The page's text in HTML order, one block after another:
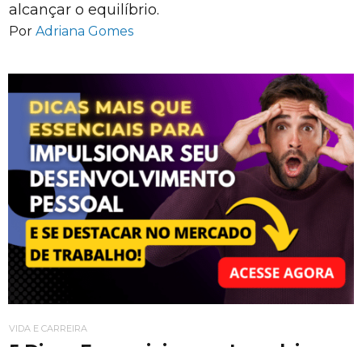
alcançar o equilíbrio.
Por Adriana Gomes
VIDA E CARREIRA